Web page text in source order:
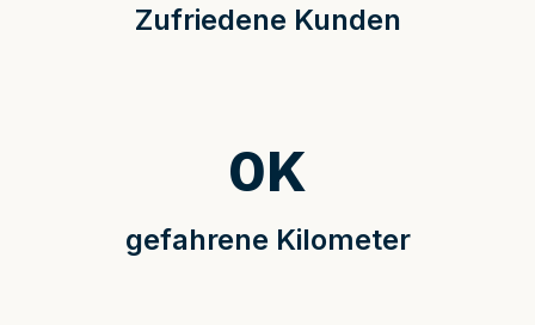
Zufriedene Kunden
gefahrene Kilometer
0K